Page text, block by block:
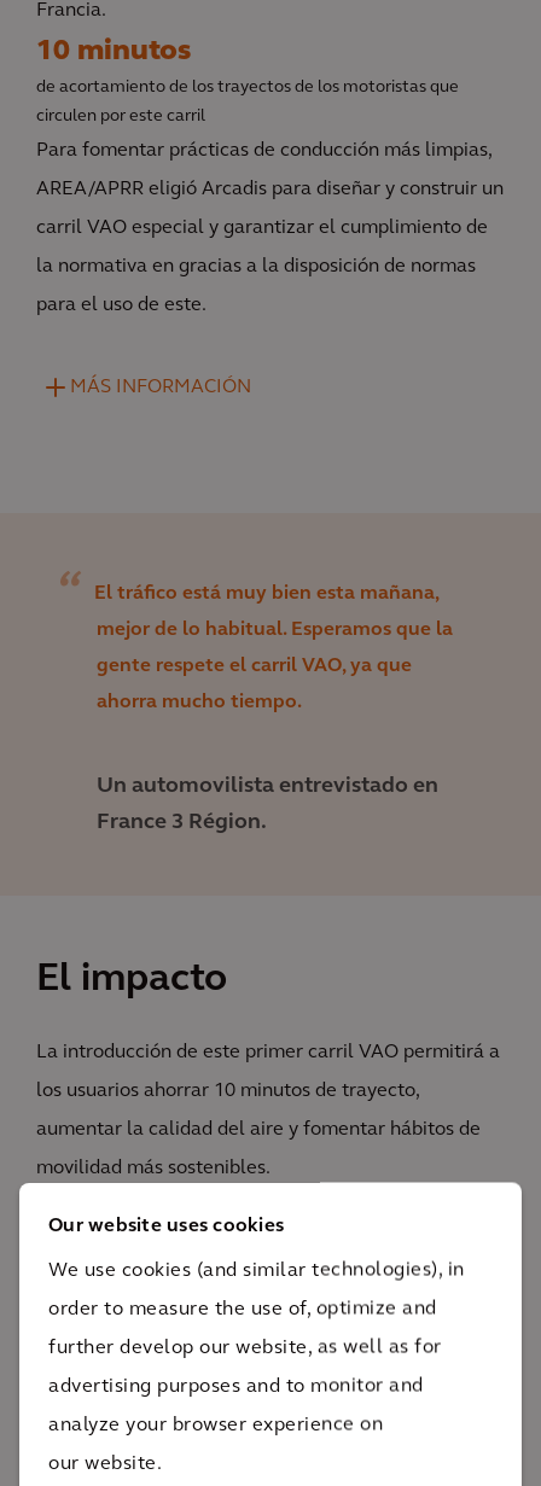
Our website uses cookies
We use cookies (and similar technologies), in
order to measure the use of, optimize and
further develop our website, as well as for
advertising purposes and to monitor and
analyze your browser experience on
our website.
Francia.
10 minutos
de acortamiento de los trayectos de los motoristas que
circulen por este carril
Para fomentar prácticas de conducción más limpias,
AREA/APRR eligió Arcadis para diseñar y construir un
carril VAO especial y garantizar el cumplimiento de
la normativa en gracias a la disposición de normas
para el uso de este.
MÁS INFORMACIÓN
El tráfico está muy bien esta mañana,
mejor de lo habitual. Esperamos que la
gente respete el carril VAO, ya que
ahorra mucho tiempo.
Un automovilista entrevistado en
France 3 Région.
El impacto
La introducción de este primer carril VAO permitirá a
los usuarios ahorrar 10 minutos de trayecto,
aumentar la calidad del aire y fomentar hábitos de
movilidad más sostenibles.
El primer
Este carril VAO de 8 km, el primero de su especie del
país galo, cristaliza los deseos de diferentes
comunidades y de la propia nación de fomentar el
uso compartido de vehículos y modificar los hábitos
de movilidad con el fin de fomentar conductas más
respetuosas con el medio ambiente. Por tanto,